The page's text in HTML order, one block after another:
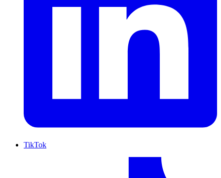
TikTok